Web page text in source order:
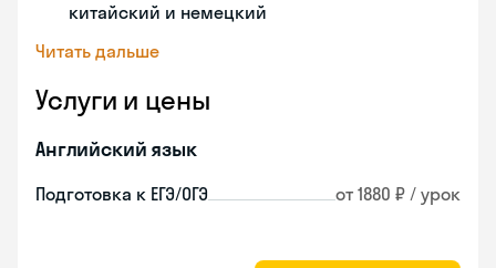
китайский и немецкий
Читать дальше
Услуги и цены
Английский язык
Подготовка к ЕГЭ/ОГЭ от 1880 ₽ / урок